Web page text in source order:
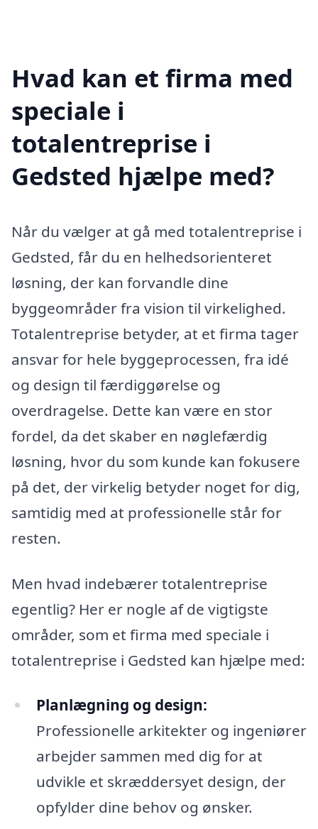
Hvad kan et firma med
speciale i
totalentreprise i
Gedsted hjælpe med?
Når du vælger at gå med totalentreprise i
Gedsted, får du en helhedsorienteret
løsning, der kan forvandle dine
byggeområder fra vision til virkelighed.
Totalentreprise betyder, at et firma tager
ansvar for hele byggeprocessen, fra idé
og design til færdiggørelse og
overdragelse. Dette kan være en stor
fordel, da det skaber en nøglefærdig
løsning, hvor du som kunde kan fokusere
på det, der virkelig betyder noget for dig,
samtidig med at professionelle står for
resten.
Men hvad indebærer totalentreprise
egentlig? Her er nogle af de vigtigste
områder, som et firma med speciale i
totalentreprise i Gedsted kan hjælpe med:
Planlægning og design:
Professionelle arkitekter og ingeniører
arbejder sammen med dig for at
udvikle et skræddersyet design, der
opfylder dine behov og ønsker.